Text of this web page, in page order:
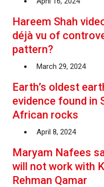
Hareem Shah
déjà vu of
pattern?
March 29, 2024
Earth’s oldest
evidence found in
African rocks
April 8, 2024
Maryam Nafees
will not work with
Rehman Qamar